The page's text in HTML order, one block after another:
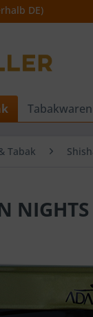
DE)
Tabak
NIGHTS